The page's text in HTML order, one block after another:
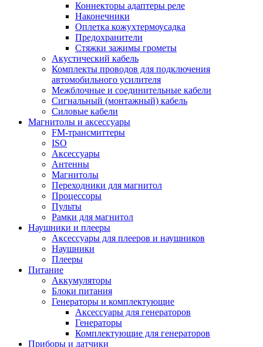
Коннекторы адаптеры реле
Наконечники
Оплетка кожухтермоусадка
Предохранители
Стяжки зажимы грометы
Акустический кабель
Комплекты проводов для подключения
автомобильного усилителя
Межблочные и соединительные кабели
Сигнальный (монтажный) кабель
Силовые кабели
Магнитолы и аксессуары
FM-трансмиттеры
ISO
Аксессуары
Антенны
Магнитолы
Переходники для магнитол
Процессоры
Пульты
Рамки для магнитол
Наушники и плееры
Аксессуары для плееров и наушников
Наушники
Плееры
Питание
Аккумуляторы
Блоки питания
Генераторы и комплектующие
Аксессуары для генераторов
Генераторы
Комплектующие для генераторов
Приборы и датчики